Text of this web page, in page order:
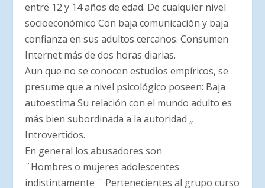
entre 12 y 14 años de edad. De cualquier nivel
socioeconómico Con baja comunicación y baja
confianza en sus adultos cercanos. Consumen
Internet más de dos horas diarias.
Aun que no se conocen estudios empíricos, se
presume que a nivel psicológico poseen: Baja
autoestima Su relación con el mundo adulto es
más bien subordinada a la autoridad „
Introvertidos.
En general los abusadores son
¨Hombres o mujeres adolescentes
indistintamente ¨ Pertenecientes al grupo curso